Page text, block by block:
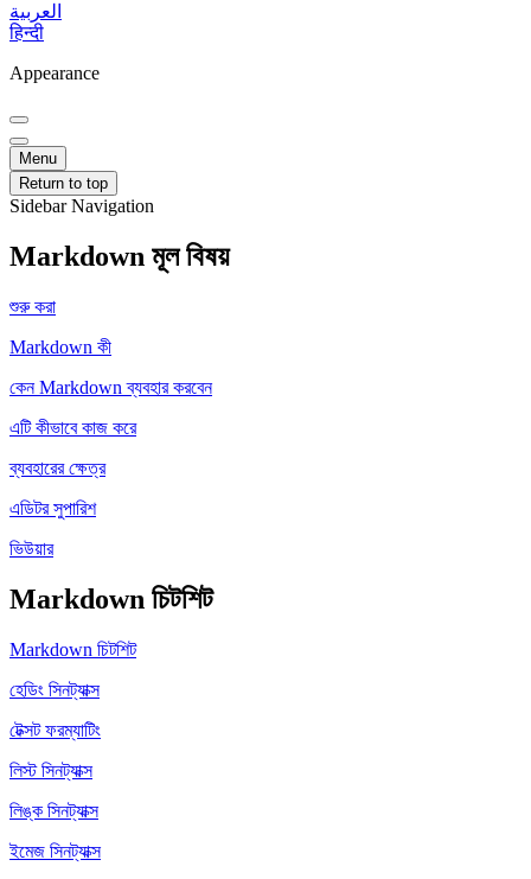
العربية
हिन्दी
Appearance
Menu
Return to top
Sidebar Navigation
Markdown মূল বিষয়
শুরু করা
Markdown কী
কেন Markdown ব্যবহার করবেন
এটি কীভাবে কাজ করে
ব্যবহারের ক্ষেত্র
এডিটর সুপারিশ
ভিউয়ার
Markdown চিটশিট
Markdown চিটশিট
হেডিং সিনট্যাক্স
টেক্সট ফরম্যাটিং
লিস্ট সিনট্যাক্স
লিঙ্ক সিনট্যাক্স
ইমেজ সিনট্যাক্স